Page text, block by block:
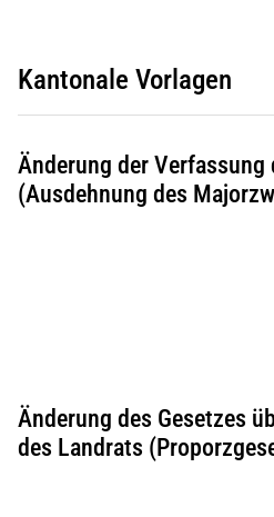
Kantonale Vorlagen
Änderung der Verfassung
(Ausdehnung des
Änderung des Gesetzes
des Landrats